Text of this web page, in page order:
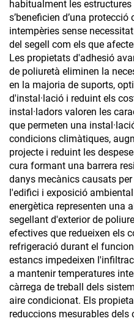
habitualment les
s’beneficien d’una
intempèries sense
del segell com els que
Les propietats d'adhesió
de poliuretà eliminen la
en la majoria de suports,
d'instal·lació i reduint els
instal·ladors valoren les
que permeten una
condicions climàtiques,
projecte i reduint les
cura formant una barrera
danys mecànics causats
l'edifici i exposició
energètica representen una
segellant d'exterior de
efectives que redueixen els
refrigeració durant el
estancs impedeixen
a mantenir temperatures
càrrega de treball dels
aire condicionat. Els
reduccions mesurables